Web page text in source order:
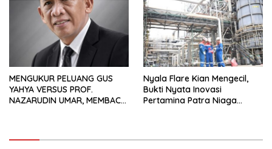
MENGUKUR PELUANG GUS
YAHYA VERSUS PROF.
NAZARUDIN UMAR, MEMBACA
Nyala Flare Kian Mengecil,
Bukti Nyata Inovasi
Pertamina Patra Niaga